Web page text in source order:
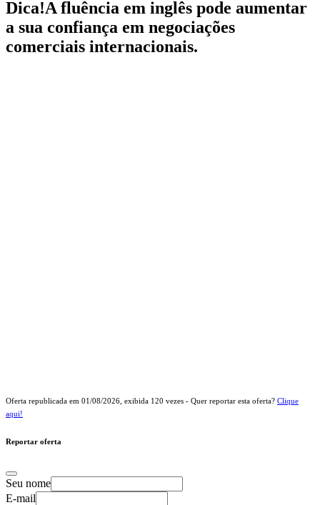
Dica!A fluência em inglês pode aumentar
a sua confiança em negociações
comerciais internacionais.
Oferta republicada em 01/08/2026 , exibida 120 vezes - Quer reportar esta oferta? Clique
aqui!
Reportar oferta
Seu nome
E-mail